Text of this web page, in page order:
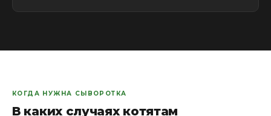
КОГДА НУЖНА СЫВОРОТКА
В каких случаях котятам